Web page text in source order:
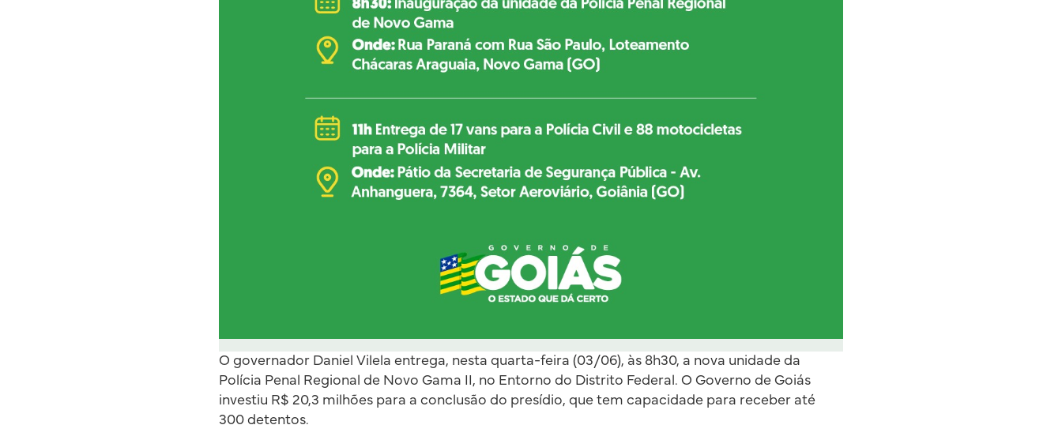
O governador Daniel Vilela entrega, nesta quarta-feira (03/06), às 8h30, a nova unidade da
Polícia Penal Regional de Novo Gama II, no Entorno do Distrito Federal. O Governo de Goiás
investiu R$ 20,3 milhões para a conclusão do presídio, que tem capacidade para receber até
300 detentos.